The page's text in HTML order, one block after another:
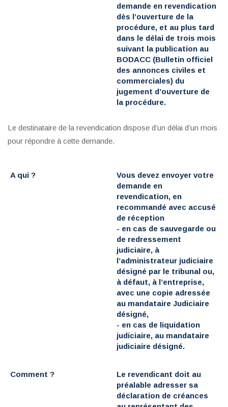
demande en revendication
dès l’ouverture de la
procédure, et au plus tard
dans le délai de trois mois
suivant la publication au
BODACC (Bulletin officiel
des annonces civiles et
commerciales) du
jugement d’ouverture de
la procédure.
Le destinataire de la revendication dispose d’un délai d’un mois
pour répondre à cette demande.
A qui ?
Vous devez envoyer votre
demande en
revendication, en
recommandé avec accusé
de réception
- en cas de sauvegarde ou
de redressement
judiciaire, à
l’administrateur judiciaire
désigné par le tribunal ou,
à défaut, à l’entreprise,
avec une copie adressée
au mandataire Judiciaire
désigné,
- en cas de liquidation
judiciaire, au mandataire
judiciaire désigné.
Comment ?
Le revendicant doit au
préalable adresser sa
déclaration de créances